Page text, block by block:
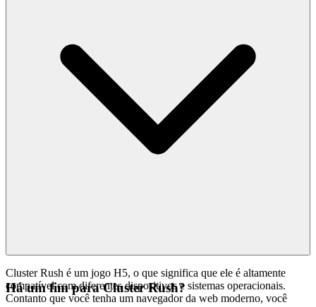
Cluster Rush é um jogo H5, o que significa que ele é altamente
compatível com diferentes dispositivos e sistemas operacionais.
Contanto que você tenha um navegador da web moderno, você
Há um fim para Cluster Rush?